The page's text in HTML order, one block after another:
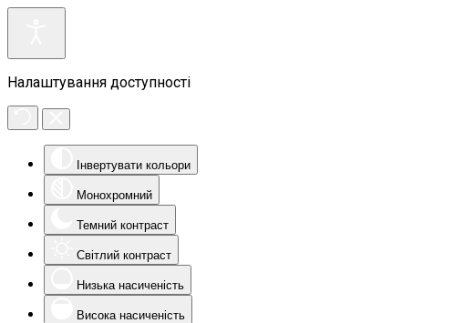
Налаштування доступності
Інвертувати кольори
Монохромний
Темний контраст
Світлий контраст
Низька насиченість
Висока насиченість